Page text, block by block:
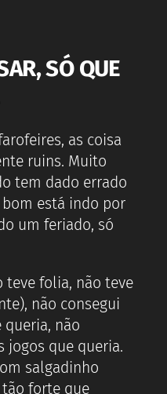
SÓ QUE
as coisa
ruins. Muito
tem dado errado
está indo por
um feriado, só
teve folia, não teve
não consegui
queria, não
jogos que queria.
salgadinho
forte que